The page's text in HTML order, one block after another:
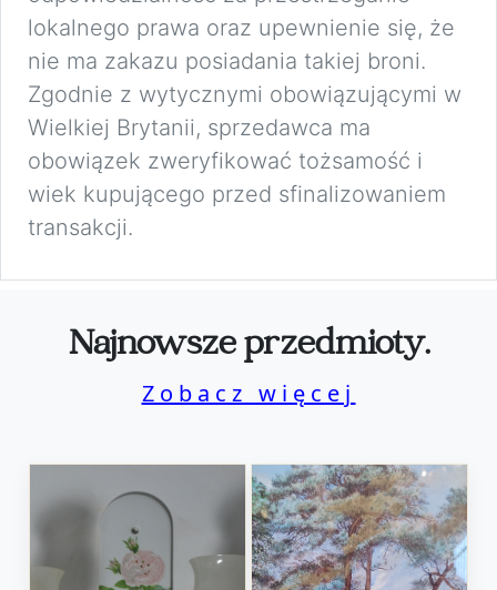
lokalnego prawa oraz upewnienie się, że
nie ma zakazu posiadania takiej broni.
Zgodnie z wytycznymi obowiązującymi w
Wielkiej Brytanii, sprzedawca ma
obowiązek zweryfikować tożsamość i
wiek kupującego przed sfinalizowaniem
transakcji.
Najnowsze przedmioty.
Zobacz więcej